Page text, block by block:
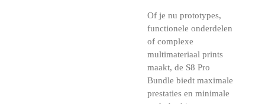
Of je nu prototypes,
functionele onderdelen
of complexe
multimateriaal prints
maakt, de S8 Pro
Bundle biedt maximale
prestaties en minimale